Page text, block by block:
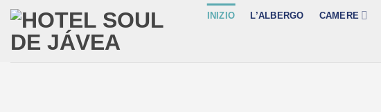
Salta
contenuti
INIZIO L’ALBERGO CAMERE